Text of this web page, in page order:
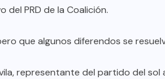
del PRD de la Coalición.
que algunos diferendos se
representante del partido del sol